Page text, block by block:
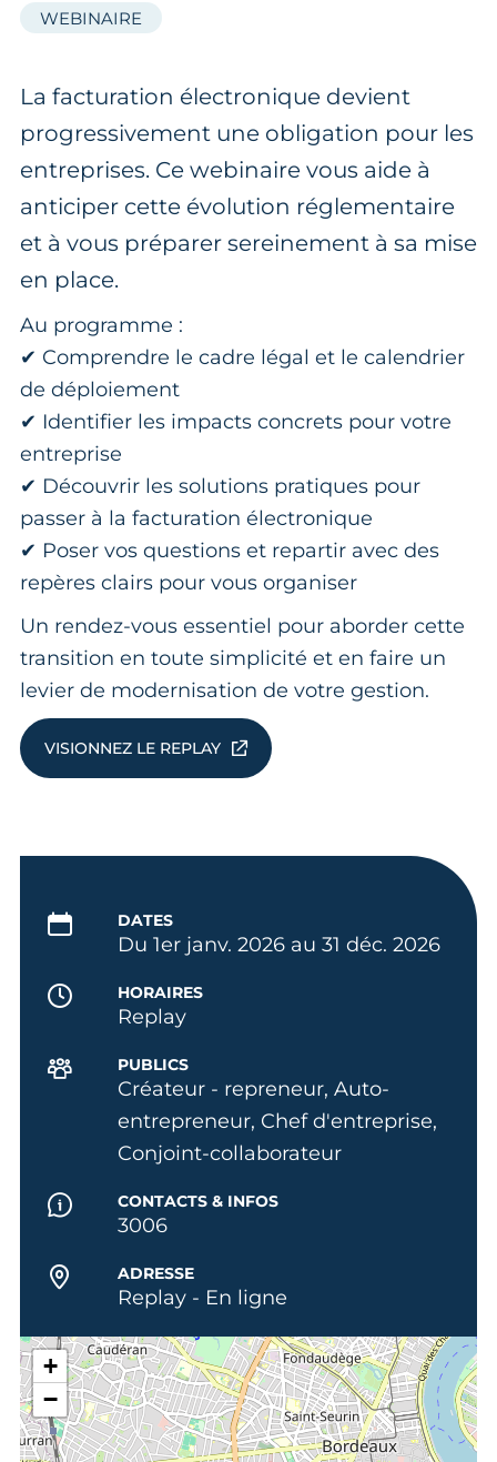
WEBINAIRE
La facturation électronique devient
progressivement une obligation pour les
entreprises. Ce webinaire vous aide à
anticiper cette évolution réglementaire
et à vous préparer sereinement à sa mise
en place.
Au programme :
✔ Comprendre le cadre légal et le calendrier
de déploiement
✔ Identifier les impacts concrets pour votre
entreprise
✔ Découvrir les solutions pratiques pour
passer à la facturation électronique
✔ Poser vos questions et repartir avec des
repères clairs pour vous organiser
Un rendez-vous essentiel pour aborder cette
transition en toute simplicité et en faire un
levier de modernisation de votre gestion.
VISIONNEZ LE REPLAY
DATES
Du 1er janv. 2026 au 31 déc. 2026
HORAIRES
Replay
PUBLICS
Créateur - repreneur, Auto-
entrepreneur, Chef d'entreprise,
Conjoint-collaborateur
CONTACTS & INFOS
3006
ADRESSE
Replay - En ligne
+
−